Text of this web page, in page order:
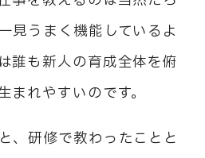
見うまく機能しているよ
誰も新人の育成全体を俯
まれやすいのです。
、研修で教わったことと